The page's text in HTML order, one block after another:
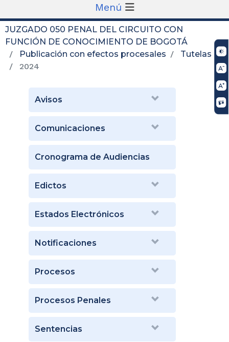
Menú
JUZGADO 050 PENAL DEL CIRCUITO CON
FUNCIÓN DE CONOCIMIENTO DE BOGOTÁ
Publicación con efectos procesales
Tutelas
2024
Avisos
Comunicaciones
Cronograma de Audiencias
Edictos
Estados Electrónicos
Notificaciones
Procesos
Procesos Penales
Sentencias